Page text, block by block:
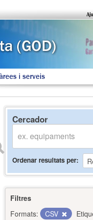
i serveis
Cercador
Ordenar resultats per
Filtres
Formats:
CSV